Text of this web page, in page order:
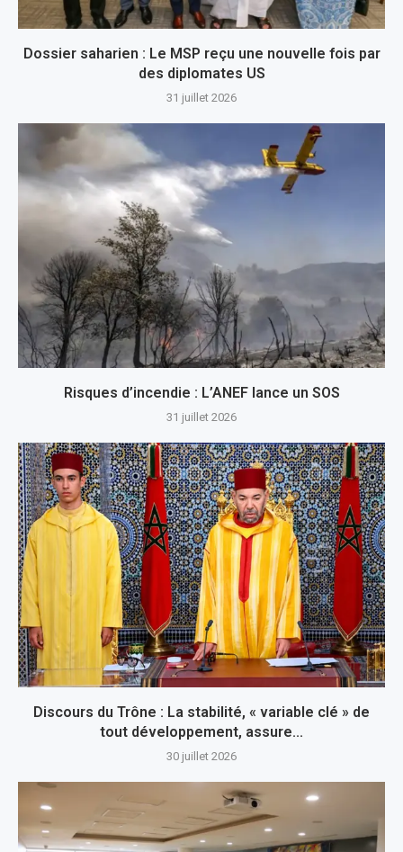
Dossier saharien : Le MSP reçu une nouvelle fois par
des diplomates US
31 juillet 2026
Risques d’incendie : L’ANEF lance un SOS
31 juillet 2026
Discours du Trône : La stabilité, « variable clé » de
tout développement, assure...
30 juillet 2026